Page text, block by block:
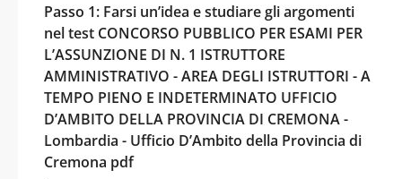
Passo 1: Farsi un’idea e studiare gli argomenti
nel test CONCORSO PUBBLICO PER ESAMI PER
L’ASSUNZIONE DI N. 1 ISTRUTTORE
AMMINISTRATIVO - AREA DEGLI ISTRUTTORI - A
TEMPO PIENO E INDETERMINATO UFFICIO
D’AMBITO DELLA PROVINCIA DI CREMONA -
Lombardia - Ufficio D’Ambito della Provincia di
Cremona pdf